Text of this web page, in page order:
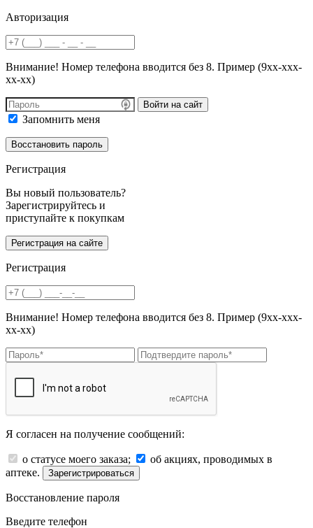
Авторизация
Внимание! Номер телефона вводится без 8. Пример (9хх-ххх-
хх-хх)
Войти на сайт
Запомнить меня
Регистрация
Вы новый пользователь?
Зарегистрируйтесь и
приступайте к покупкам
Регистрация
Внимание! Номер телефона вводится без 8. Пример (9хх-ххх-
хх-хх)
Я согласен на получение сообщений:
о статусе моего заказа;
об акциях, проводимых в
аптеке.
Зарегистрироваться
Восстановление пароля
Введите телефон